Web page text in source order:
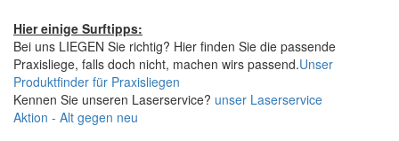
Hier einige Surftipps:
Bei uns LIEGEN Sie richtig? Hier finden Sie die passende
Praxisliege, falls doch nicht, machen wirs passend.Unser
Produktfinder für Praxisliegen
Kennen Sie unseren Laserservice? unser Laserservice
Aktion - Alt gegen neu